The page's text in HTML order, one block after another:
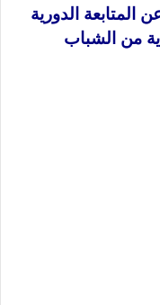
المتابعة الدورية
من الشباب